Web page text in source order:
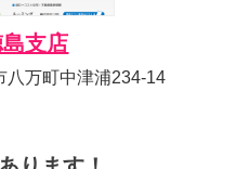
支店
八万町中津浦234-14